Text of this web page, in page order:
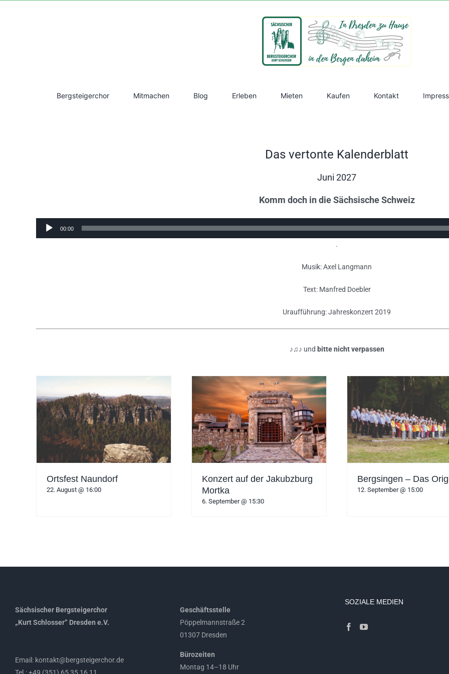
Bergsteigerchor Mitmachen Blog Erleben Mieten Kaufen Kontakt
Das vertonte Kalenderblatt
Juni 2027
Komm doch in die Sächsische Schweiz
Audio-
00:00
.
Musik: Axel Langmann
Text: Manfred Doebler
Uraufführung: Jahreskonzert 2019
♪♫♪ und bitte nicht verpassen
Ortsfest Naundorf
22. August @ 16:00
Konzert auf der Jakubzburg
Mortka
6. September @ 15:30
Bergsingen – Das
12. September @ 15:00
Sächsischer Bergsteigerchor
„Kurt Schlosser“ Dresden e.V.
Email: kontakt@bergsteigerchor.de
Geschäftsstelle
Pöppelmannstraße 2
01307 Dresden
Bürozeiten
Montag 14–18 Uhr
SOZIALE MEDIEN